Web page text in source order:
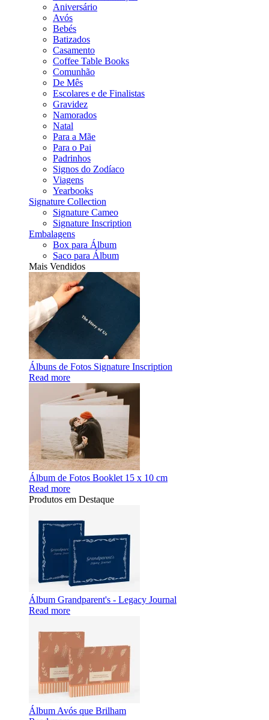
Aniversário
Avós
Bebés
Batizados
Casamento
Coffee Table Books
Comunhão
De Mês
Escolares e de Finalistas
Gravidez
Namorados
Natal
Para a Mãe
Para o Pai
Padrinhos
Signos do Zodíaco
Viagens
Yearbooks
Signature Collection
Signature Cameo
Signature Inscription
Embalagens
Box para Álbum
Saco para Álbum
Mais Vendidos
Álbuns de Fotos Signature Inscription
Read more
Álbum de Fotos Booklet 15 x 10 cm
Read more
Produtos em Destaque
Álbum Grandparent's - Legacy Journal
Read more
Álbum Avós que Brilham